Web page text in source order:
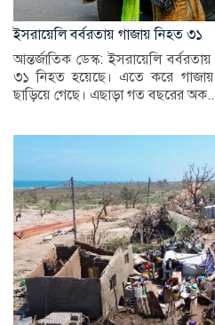
ইসরায়েলি বর্বরতায় গাজায় নিহত ৩১
আন্তর্জাতিক ডেস্ক: ইসরায়েলি
৩১ নিহত হয়েছে। এতে করে
ছাড়িয়ে গেছে। এছাড়া গত বছরের